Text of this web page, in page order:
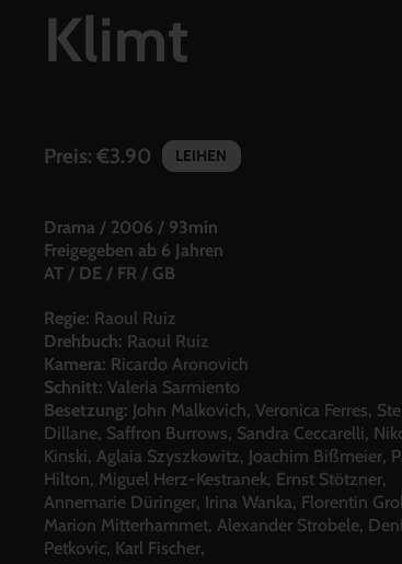
Klimt
Preis: €3.90 LEIHEN
Drama / 2006 / 93min
Freigegeben ab 6 Jahren
AT / DE / FR / GB
Regie: Raoul Ruiz
Drehbuch: Raoul Ruiz
Kamera: Ricardo Aronovich
Schnitt: Valeria Sarmiento
Besetzung: John Malkovich, Veronica Ferres,
Dillane, Saffron Burrows, Sandra Ceccarelli,
Kinski, Aglaia Szyszkowitz, Joachim Bißmeier,
Hilton, Miguel Herz-Kestranek, Ernst Stötzner,
Annemarie Düringer, Irina Wanka, Florentin
Marion Mitterhammet, Alexander Strobele,
Petkovic, Karl Fischer,